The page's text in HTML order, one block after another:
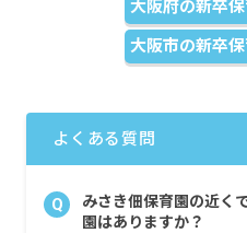
大阪府の新卒
大阪市の新卒
よくある質問
Q
みさき佃保育園の近く
園はありますか？